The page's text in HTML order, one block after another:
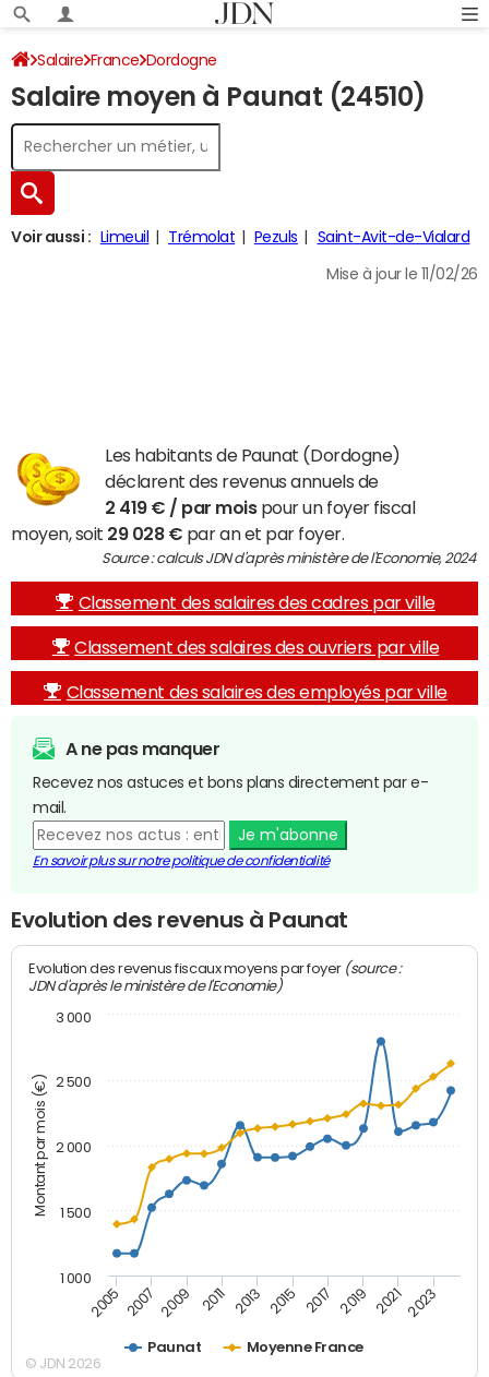
Salaire France Dordogne
Salaire moyen à Paunat (24510)
Voir aussi : Limeuil Trémolat Pezuls Saint-Avit-de-Vialard
Mise à jour le 11/02/26
Les habitants de Paunat (Dordogne)
déclarent des revenus annuels de
2 419 € / par moispour un foyer fiscal
moyen, soit 29 028 € par an et par foyer.
Source : calculs JDN d'après ministère de l'Economie, 2024
Classement des salaires des cadres par ville
Classement des salaires des ouvriers par ville
Classement des salaires des employés par ville
A ne pas manquer
Recevez nos astuces et bons plans directement par e-
mail.
Je m'abonne
En savoir plus sur notre politique de confidentialité
Evolution des revenus à Paunat
Montant par mois (€)
Evolution des revenus fiscaux moyens par foyer (source :
JDN d'après le ministère de l'Economie)
Paunat Moyenne France
2005 2007 2009 2011 2013 2015 2017 2019 2021 2023
1 000
1 500
2 000
2 500
3 000
© JDN 2026